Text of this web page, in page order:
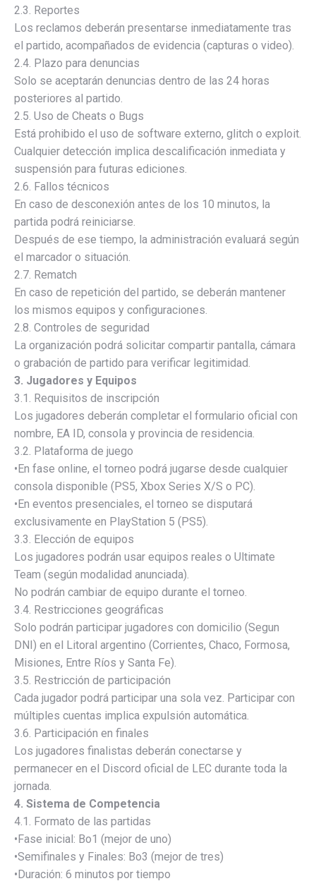
2.3. Reportes
Los reclamos deberán presentarse inmediatamente tras
el partido, acompañados de evidencia (capturas o video).
2.4. Plazo para denuncias
Solo se aceptarán denuncias dentro de las 24 horas
posteriores al partido.
2.5. Uso de Cheats o Bugs
Está prohibido el uso de software externo, glitch o exploit.
Cualquier detección implica descalificación inmediata y
suspensión para futuras ediciones.
2.6. Fallos técnicos
En caso de desconexión antes de los 10 minutos, la
partida podrá reiniciarse.
Después de ese tiempo, la administración evaluará según
el marcador o situación.
2.7. Rematch
En caso de repetición del partido, se deberán mantener
los mismos equipos y configuraciones.
2.8. Controles de seguridad
La organización podrá solicitar compartir pantalla, cámara
o grabación de partido para verificar legitimidad.
3. Jugadores y Equipos
3.1. Requisitos de inscripción
Los jugadores deberán completar el formulario oficial con
nombre, EA ID, consola y provincia de residencia.
3.2. Plataforma de juego
•En fase online, el torneo podrá jugarse desde cualquier
consola disponible (PS5, Xbox Series X/S o PC).
•En eventos presenciales, el torneo se disputará
exclusivamente en PlayStation 5 (PS5).
3.3. Elección de equipos
Los jugadores podrán usar equipos reales o Ultimate
Team (según modalidad anunciada).
No podrán cambiar de equipo durante el torneo.
3.4. Restricciones geográficas
Solo podrán participar jugadores con domicilio (Segun
DNI) en el Litoral argentino (Corrientes, Chaco, Formosa,
Misiones, Entre Ríos y Santa Fe).
3.5. Restricción de participación
Cada jugador podrá participar una sola vez. Participar con
múltiples cuentas implica expulsión automática.
3.6. Participación en finales
Los jugadores finalistas deberán conectarse y
permanecer en el Discord oficial de LEC durante toda la
jornada.
4. Sistema de Competencia
4.1. Formato de las partidas
•Fase inicial: Bo1 (mejor de uno)
•Semifinales y Finales: Bo3 (mejor de tres)
•Duración: 6 minutos por tiempo